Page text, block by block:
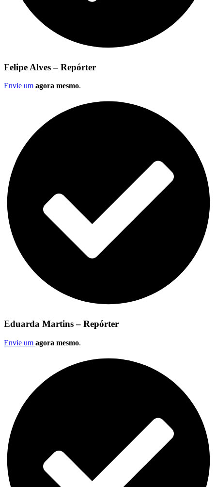
Felipe Alves – Repórter
Envie um agora mesmo.
Eduarda Martins – Repórter
Envie um agora mesmo.